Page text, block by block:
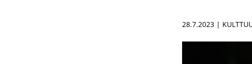
28.7.2023 |